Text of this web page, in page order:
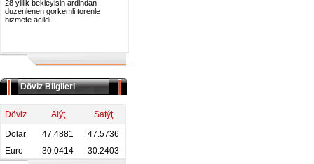
28 yillik bekleyisin ardindan
duzenlenen gorkemli torenle
hizmete acildi.
Döviz Bilgileri
Döviz Alýţ
Satýţ
Dolar
47.4881
47.5736
Euro
30.0414 30.2403